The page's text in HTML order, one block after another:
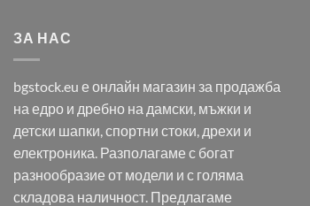
ЗА НАС
bgstock.eu е онлайн магазин за продажба
на едро и дребно на дамски, мъжки и
детски шапки, спортни стоки, дрехи и
електроника. Разполагаме с богат
разнообразие от модели и с голяма
складова наличност. Предлагаме